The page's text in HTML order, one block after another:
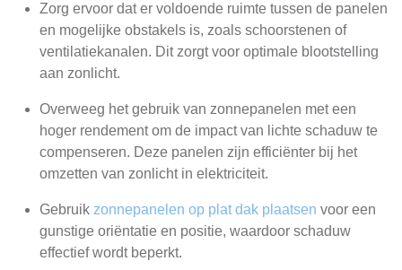
Zorg ervoor dat er voldoende ruimte tussen de panelen
en mogelijke obstakels is, zoals schoorstenen of
ventilatiekanalen. Dit zorgt voor optimale blootstelling
aan zonlicht.
Overweeg het gebruik van zonnepanelen met een
hoger rendement om de impact van lichte schaduw te
compenseren. Deze panelen zijn efficiënter bij het
omzetten van zonlicht in elektriciteit.
Gebruik zonnepanelen op plat dak plaatsen voor een
gunstige oriëntatie en positie, waardoor schaduw
effectief wordt beperkt.